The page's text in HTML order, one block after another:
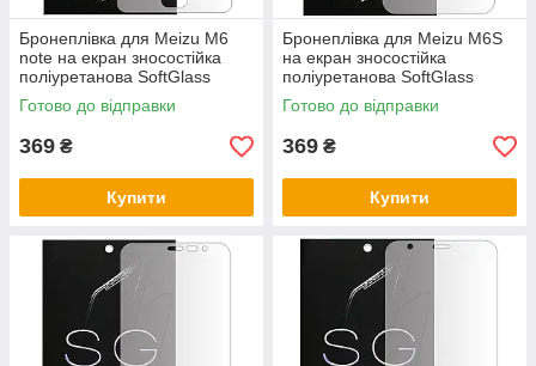
Бронеплівка для Meizu M6
note на екран зносостійка
поліуретанова SoftGlass
Готово до відправки
369 ₴
Купити
Бронеплівка для Meizu M6S
на екран зносостійка
поліуретанова SoftGlass
Готово до відправки
369 ₴
Купити